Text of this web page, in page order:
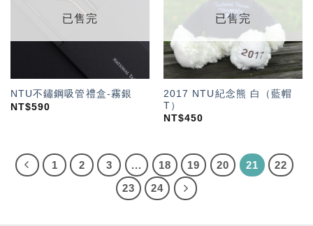
已售完
NTU不鏽鋼吸管禮盒-霧銀
NT$590
已售完
2017 NTU紀念熊 白（藍帽
T）
NT$450
1 2 3 ... 18 19 20 21
22
23
24